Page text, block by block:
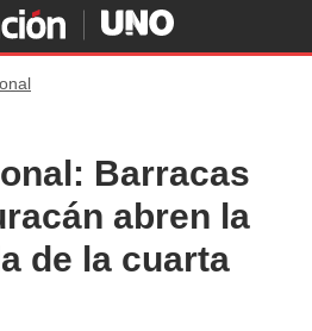
Barracas
abren la
de la cuarta